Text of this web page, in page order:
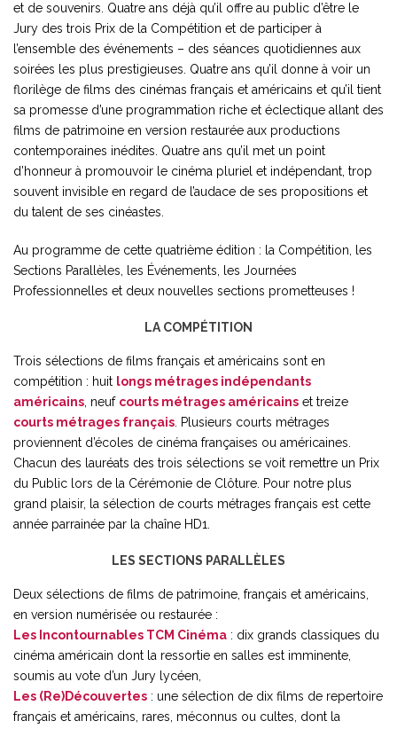
et de souvenirs. Quatre ans déjà qu’il offre au public d’être le
Jury des trois Prix de la Compétition et de participer à
l’ensemble des événements – des séances quotidiennes aux
soirées les plus prestigieuses. Quatre ans qu’il donne à voir un
florilège de films des cinémas français et américains et qu’il tient
sa promesse d’une programmation riche et éclectique allant des
films de patrimoine en version restaurée aux productions
contemporaines inédites. Quatre ans qu’il met un point
d’honneur à promouvoir le cinéma pluriel et indépendant, trop
souvent invisible en regard de l’audace de ses propositions et
du talent de ses cinéastes.
Au programme de cette quatrième édition : la Compétition, les
Sections Parallèles, les Événements, les Journées
Professionnelles et deux nouvelles sections prometteuses !
LA COMPÉTITION
Trois sélections de films français et américains sont en
compétition : huit longs métrages indépendants
américains , neuf courts métrages américains et treize
courts métrages français . Plusieurs courts métrages
proviennent d’écoles de cinéma françaises ou américaines.
Chacun des lauréats des trois sélections se voit remettre un Prix
du Public lors de la Cérémonie de Clôture. Pour notre plus
grand plaisir, la sélection de courts métrages français est cette
année parrainée par la chaîne HD1.
LES SECTIONS PARALLÈLES
Deux sélections de films de patrimoine, français et américains,
en version numérisée ou restaurée :
Les Incontournables TCM Cinéma : dix grands classiques du
cinéma américain dont la ressortie en salles est imminente,
soumis au vote d’un Jury lycéen,
Les (Re)Découvertes : une sélection de dix films de repertoire
français et américains, rares, méconnus ou cultes, dont la